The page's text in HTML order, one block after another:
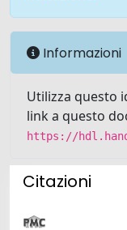
Informazioni
Utilizza questo
link a questo
https://
Citazioni